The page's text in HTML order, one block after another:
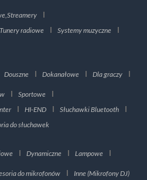
Tunery radiowe
Systemy muzyczne
Douszne Dokanałowe Dla graczy
Sportowe
HI-END
Słuchawki Bluetooth
do słuchawek
Dynamiczne Lampowe
do mikrofonów Inne (Mikrofony DJ)